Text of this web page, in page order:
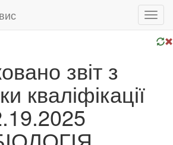
звіт з
кваліфікації